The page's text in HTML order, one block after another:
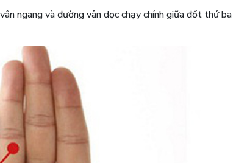
ngang và đường vân dọc chạy chính giữa đốt thứ ba